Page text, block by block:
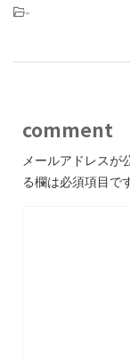
-
comment
メールアドレスが
る欄は必須項目で